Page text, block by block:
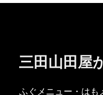
三田山田屋
ふぐメニュー・はも